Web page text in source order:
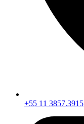
+55 11 3857.3915